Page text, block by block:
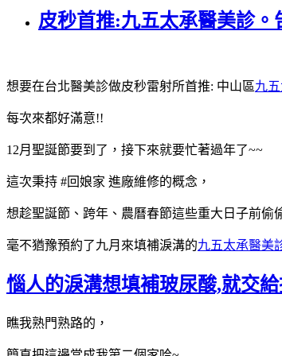
皮秒首推:九五太承醫美診
想要在台北醫美診做皮秒雷射所首推: 中山區九
每次來都好滿意!!
12月聖誕節要到了，接下來就要忙著過年了~~
這次秉持 #回娘家 進廠維修的概念，
想趁聖誕節、跨年、農曆春節這些重大日子前偷
毫不猶豫預約了九月來填補淚溝的九五太承醫美
惱人的淚溝想填補玻尿酸,就交
瞧我熟門熟路的，